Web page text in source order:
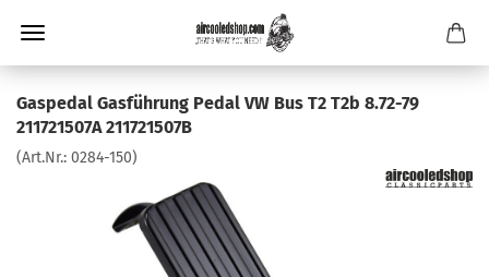
Gaspedal Gasführung Pedal VW Bus T2 T2b 8.72-79
211721507A 211721507B
(Art.Nr.: 0284-150)